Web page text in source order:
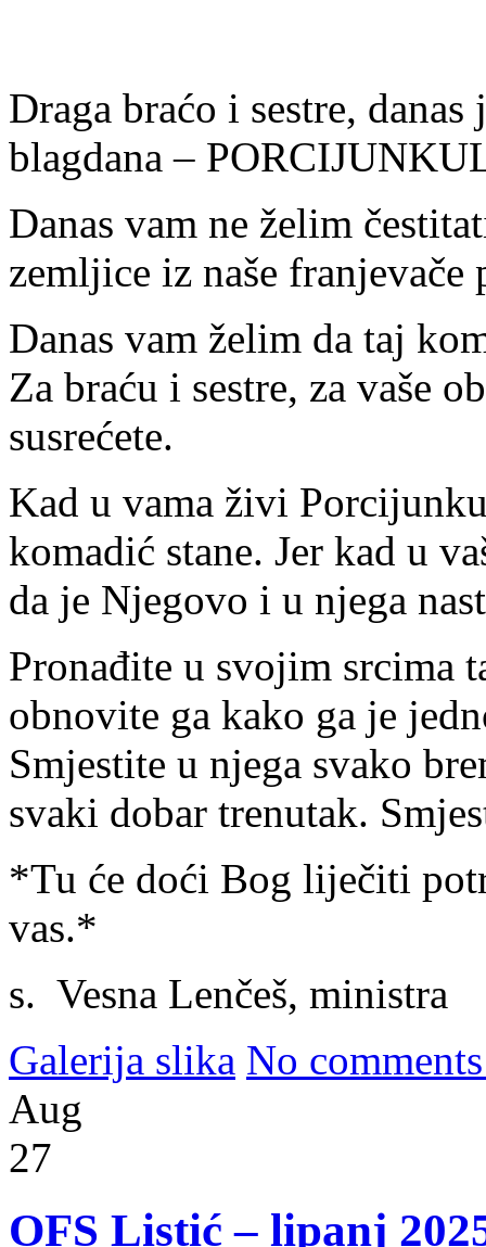
Draga braćo i sestre,
blagdana –
Danas vam ne želim
zemljice iz naše franjevače
Danas vam želim da taj
Za braću i sestre, za vaše
susrećete.
Kad u vama živi
komadić stane. Jer kad u
da je Njegovo i u njega
Pronađite u svojim srcima
obnovite ga kako ga je
Smjestite u njega svako
svaki dobar trenutak.
*Tu će doći Bog liječiti
vas.*
s. Vesna Lenčeš, ministra
Galerija slika No
Aug
27
OFS Listić – lipanj